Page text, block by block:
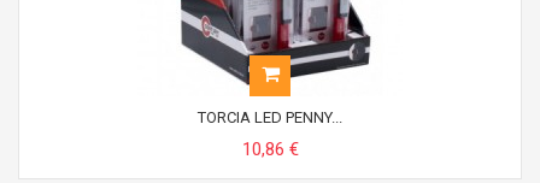
TORCIA LED PENNY...
10,86 €